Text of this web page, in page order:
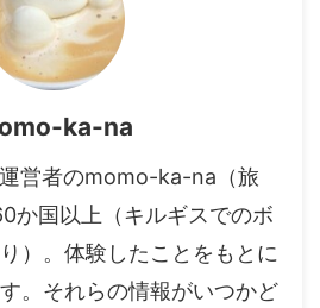
ka-na
運営者のmomo-ka-na（旅
か国以上（キルギスでのボ
）。体験したことをもとに
。それらの情報がいつかど